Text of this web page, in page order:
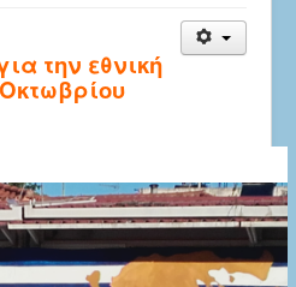
την εθνική
Οκτωβρίου